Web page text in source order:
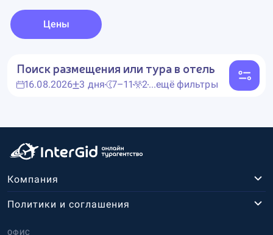
Цены
Поиск размещения или тура в отель
16.08.2026 3 дня 7–11 2...ещё фильтры
Компания
ОФИС
Политики и соглашения